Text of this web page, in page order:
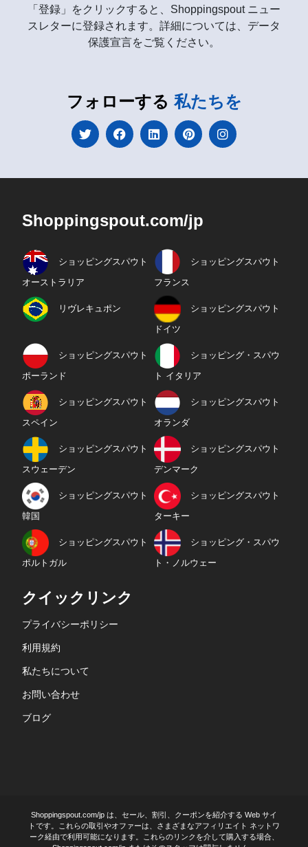
「登録」をクリックすると、Shoppingspout ニュー
スレターに登録されます。詳細については、データ
保護宣言をご覧ください。
フォローする 私たちを
Shoppingspout.com/jp
ショッピングスパウト
オーストラリア
ショッピングスパウト
フランス
リヴレキュポン ショッピングスパウト
ドイツ
ショッピングスパウト
ポーランド
ショッピング・スパウ
ト イタリア
ショッピングスパウト
スペイン
ショッピングスパウト
オランダ
ショッピングスパウト
スウェーデン
ショッピングスパウト
デンマーク
ショッピングスパウト
韓国
ショッピングスパウト
ターキー
ショッピングスパウト
ポルトガル
ショッピング・スパウ
ト・ノルウェー
クイックリンク
プライバシーポリシー
利用規約
私たちについて
お問い合わせ
ブログ
Shoppingspout.com/jp は、セール、割引、クーポンを紹介する Web サイ
トです。これらの取引やオファーは、さまざまなアフィリエイト ネットワ
ーク経由で利用可能になります。これらのリンクを介して購入する場合、